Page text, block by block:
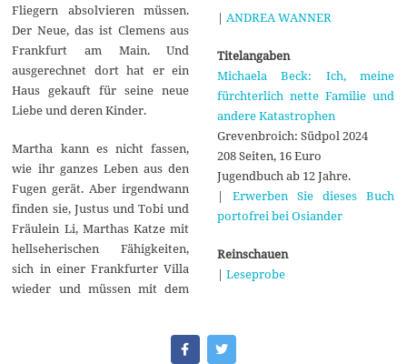
Fliegern absolvieren müssen.
Der Neue, das ist Clemens aus
Frankfurt am Main. Und
ausgerechnet dort hat er ein
Haus gekauft für seine neue
Liebe und deren Kinder.
Martha kann es nicht fassen,
wie ihr ganzes Leben aus den
Fugen gerät. Aber irgendwann
finden sie, Justus und Tobi und
Fräulein Li, Marthas Katze mit
hellseherischen Fähigkeiten,
sich in einer Frankfurter Villa
wieder und müssen mit dem
| ANDREA WANNER
Titelangaben
Michaela Beck: Ich, meine
fürchterlich nette Familie und
andere Katastrophen
Grevenbroich: Südpol 2024
208 Seiten, 16 Euro
Jugendbuch ab 12 Jahre.
| Erwerben Sie dieses Buch
portofrei bei Osiander
Reinschauen
| Leseprobe